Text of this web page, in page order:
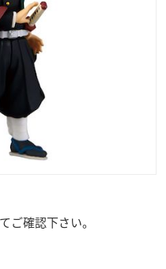
ご確認下さい。